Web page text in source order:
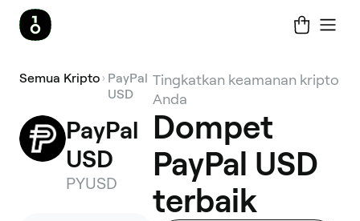
Semua Kripto PayPal
USD
PayPal
USD
PYUSD
Tingkatkan keamanan kripto
Anda
Dompet
PayPal USD
terbaik